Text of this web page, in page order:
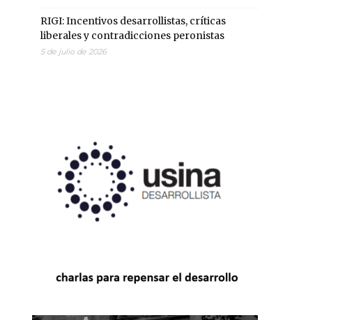
RIGI: Incentivos desarrollistas, críticas
liberales y contradicciones peronistas
5 de julio de 2026